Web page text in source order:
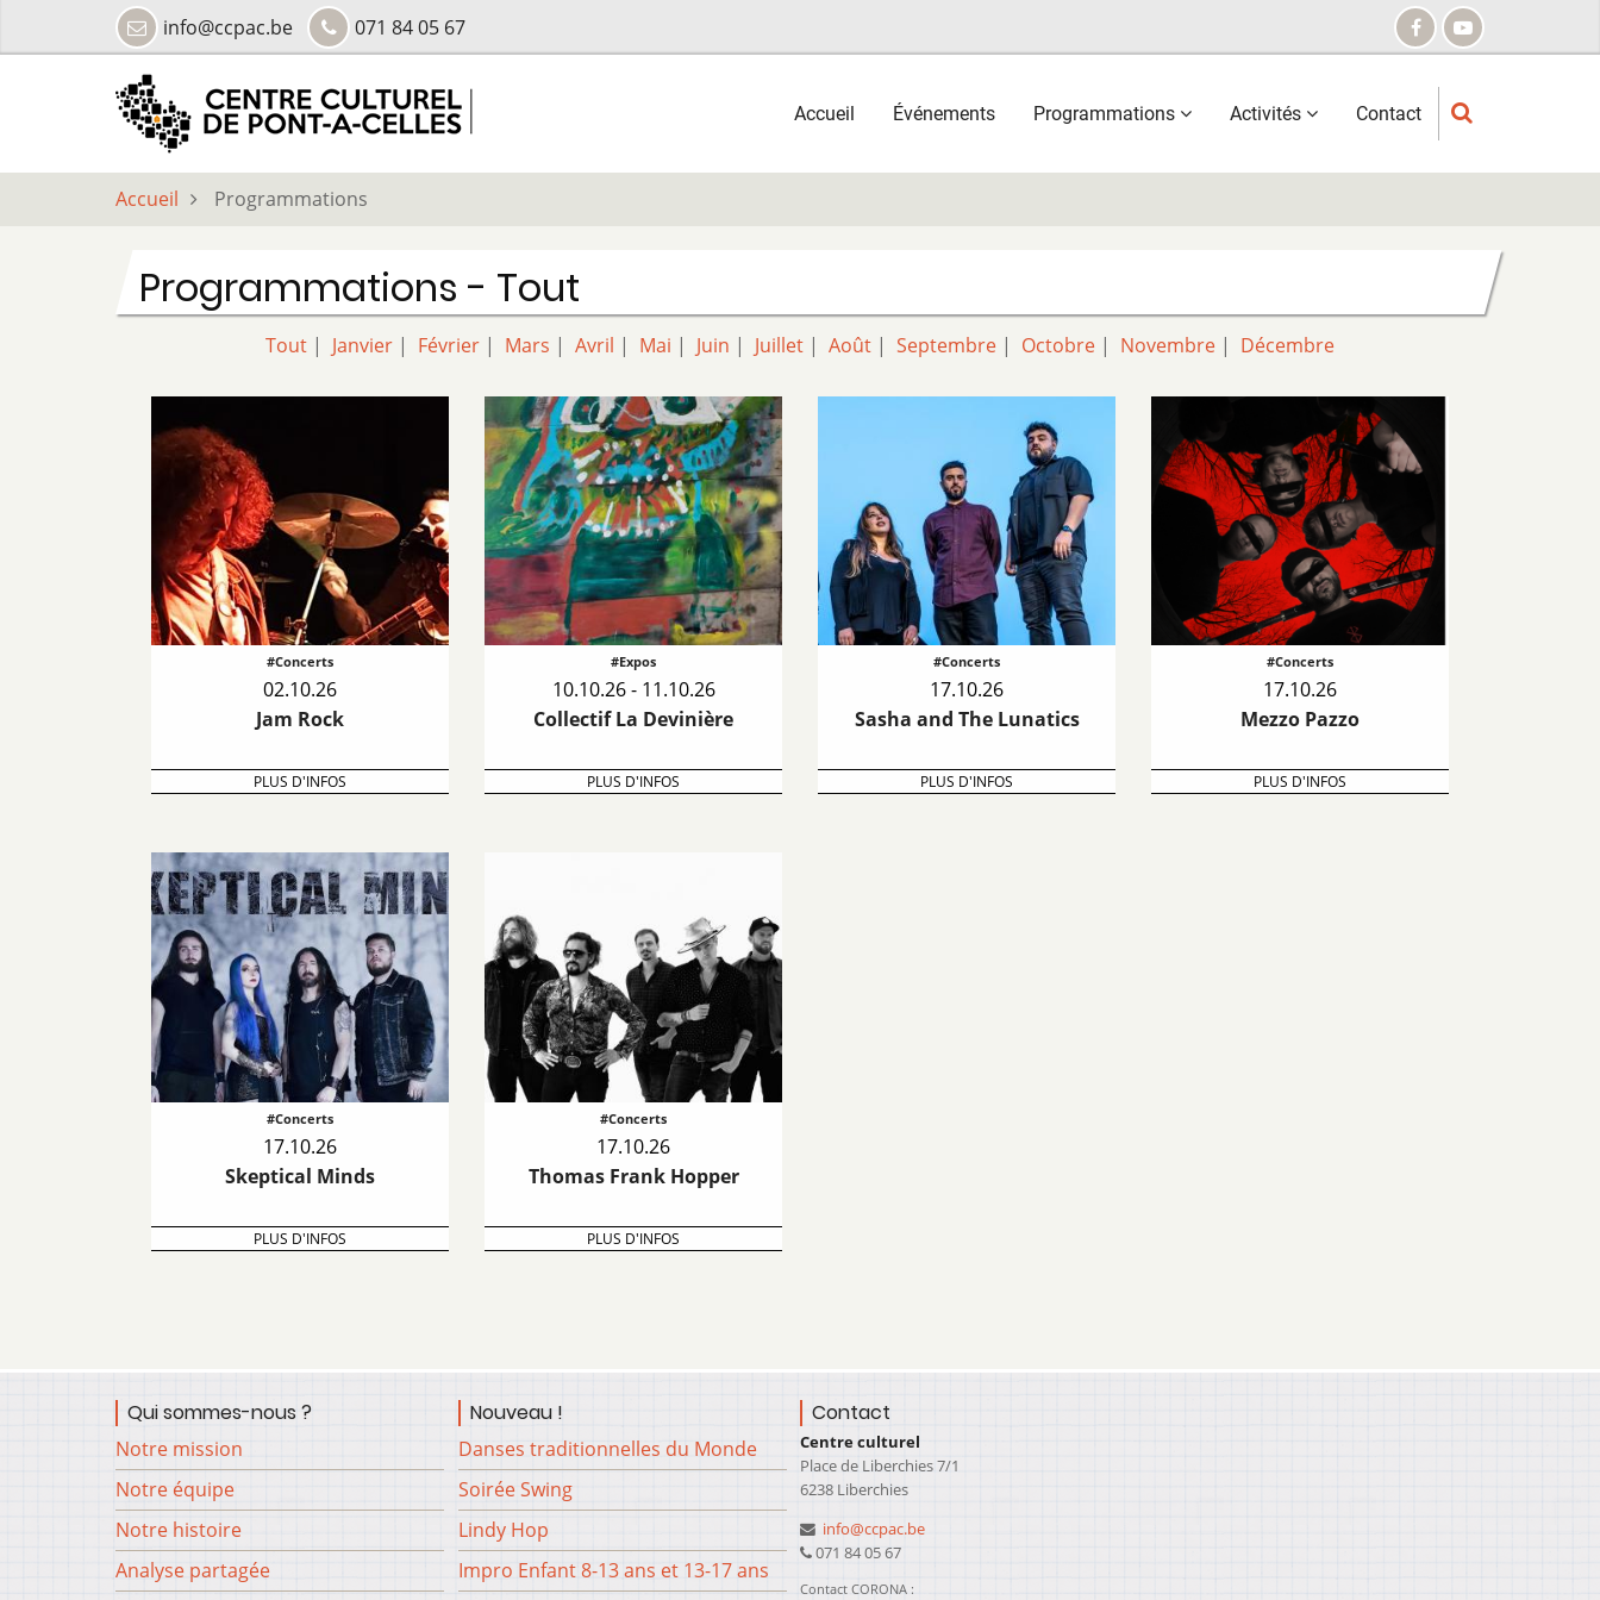
info@ccpac.be 071 84 05 67
Main
navigation
Accueil Événements Programmations Activités Contact
Accueil Programmations
Programmations - Tout
Tout | Janvier | Février | Mars | Avril | Mai | Juin | Juillet | Août | Septembre | Octobre | Novembre | Décembre
#Concerts
02.10.26
Jam Rock
PLUS D'INFOS
#Expos
10.10.26 - 11.10.26
Collectif La Devinière
PLUS D'INFOS
#Concerts
17.10.26
Sasha and The Lunatics
PLUS D'INFOS
#Concerts
17.10.26
Mezzo Pazzo
PLUS D'INFOS
#Concerts
17.10.26
Skeptical Minds
PLUS D'INFOS
#Concerts
17.10.26
Thomas Frank Hopper
PLUS D'INFOS
Qui sommes-nous ?
Notre mission
Notre équipe
Notre histoire
Analyse partagée
Nouveau !
Danses traditionnelles du Monde
Soirée Swing
Lindy Hop
Impro Enfant 8-13 ans et 13-17 ans
Contact
Centre culturel
Place de Liberchies 7/1
6238 Liberchies
info@ccpac.be
071 84 05 67
Contact CORONA :